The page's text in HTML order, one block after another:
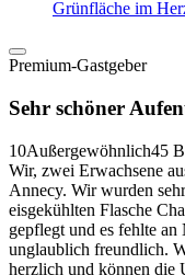
Grünfläche im
Premium-Gastgeber
Sehr schöner
10Außergewöhnlich45
Wir, zwei Erwachsene
Annecy. Wir wurden
eisgekühlten Flasche
gepflegt und es fehlte
unglaublich freundlich.
herzlich und können die